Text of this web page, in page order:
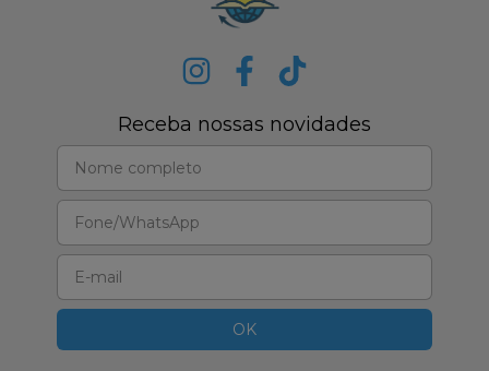
Receba nossas novidades